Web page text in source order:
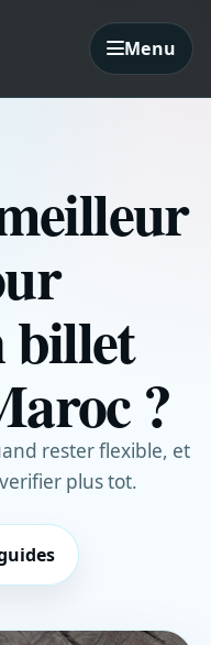
Menu
billet
?
rester flexible, et
plus tot.